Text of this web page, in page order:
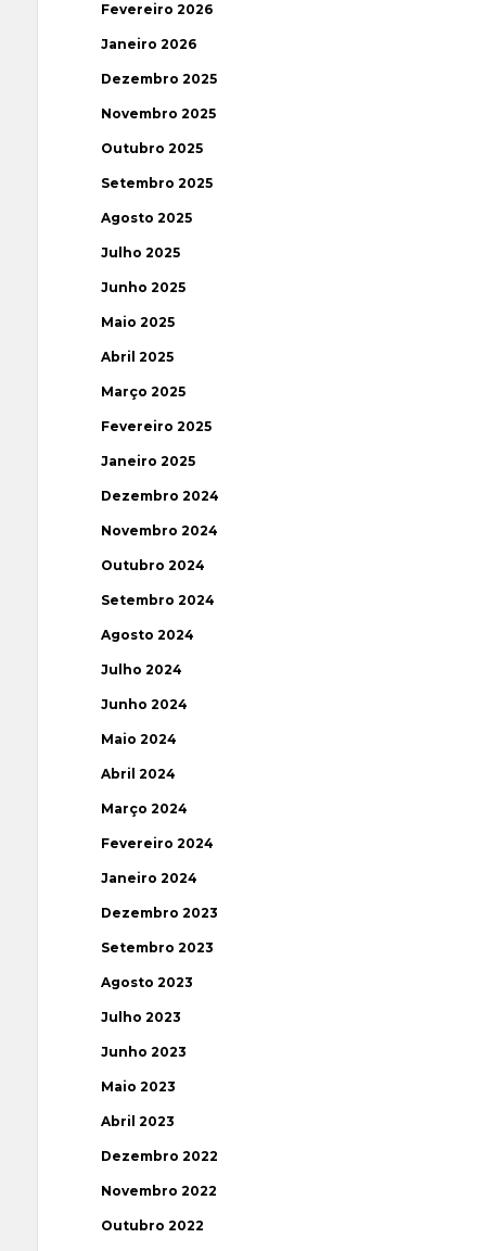
Fevereiro 2026
Janeiro 2026
Dezembro 2025
Novembro 2025
Outubro 2025
Setembro 2025
Agosto 2025
Julho 2025
Junho 2025
Maio 2025
Abril 2025
Março 2025
Fevereiro 2025
Janeiro 2025
Dezembro 2024
Novembro 2024
Outubro 2024
Setembro 2024
Agosto 2024
Julho 2024
Junho 2024
Maio 2024
Abril 2024
Março 2024
Fevereiro 2024
Janeiro 2024
Dezembro 2023
Setembro 2023
Agosto 2023
Julho 2023
Junho 2023
Maio 2023
Abril 2023
Dezembro 2022
Novembro 2022
Outubro 2022